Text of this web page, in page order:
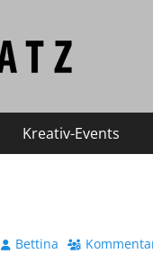
Kreativ-Events
AutorBettina